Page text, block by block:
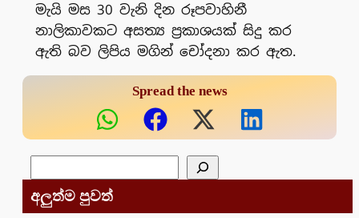
මැයි මස 30 වැනි දින රූපවාහිනී
නාලිකාවකට අසත්‍ය ප්‍රකාශයක් සිදු කර
ඇති බව ලිපිය මගින් චෝදනා කර ඇත.
Spread the news
අලුත්ම පුවත්